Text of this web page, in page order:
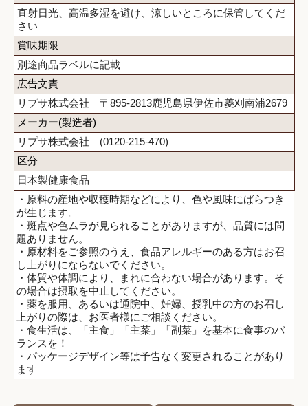
直射日光、高温多湿を避け、涼しいところに保管してくだ
さい
賞味期限
別途商品ラベルに記載
広告文責
リプサ株式会社 〒895-2813鹿児島県伊佐市菱刈南浦2679
メーカー(製造者)
リプサ株式会社 (0120-215-470)
区分
日本製健康食品
・原料の産地や収穫時期などにより、色や風味にばらつき
が生じます。
・斑点や色ムラが見られることがありますが、品質には問
題ありません。
・原材料をご参照のうえ、食品アレルギーのある方はお召
し上がりにならないでください。
・体質や体調により、まれに合わない場合があります。そ
の場合は摂取を中止してください。
・薬を服用、あるいは通院中、妊婦、授乳中の方のお召し
上がりの際は、お医者様にご相談ください。
・食生活は、「主食」「主菜」「副菜」を基本に食事のバ
ランスを！
・パッケージデザイン等は予告なく変更されることがあり
ます